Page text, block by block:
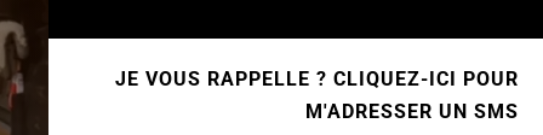
JE VOUS RAPPELLE ? CLIQUEZ-ICI POUR
M'ADRESSER UN SMS